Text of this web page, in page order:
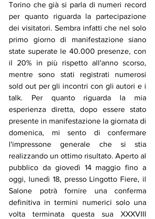
Torino che già si parla di numeri record
per quanto riguarda la partecipazione
dei visitatori. Sembra infatti che nel solo
primo giorno di manifestazione siano
state superate le 40.000 presenze, con
il 20% in più rispetto all'anno scorso,
mentre sono stati registrati numerosi
sold out per gli incontri con gli autori e i
talk. Per quanto riguarda la mia
esperienza diretta, dopo essere stato
presente in manifestazione la giornata di
domenica, mi sento di confermare
l'impressone generale che si stia
realizzando un ottimo risultato. Aperto al
pubblico da giovedì 14 maggio fino a
oggi, lunedì 18, presso Lingotto Fiere, il
Salone potrà fornire una conferma
definitiva in termini numerici solo una
volta terminata questa sua XXXVIII